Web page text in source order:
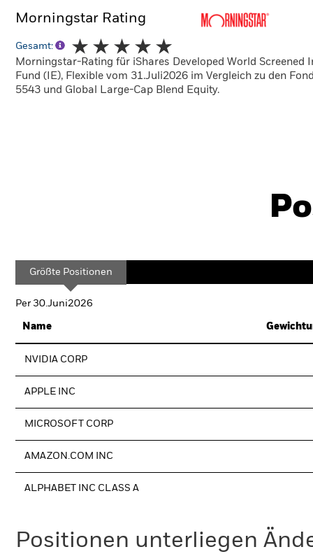
Morningstar Rating
Gesamt:
Morningstar-Rating für iShares Developed World Screened
Fund (IE), Flexible vom 31.Juli2026 im Vergleich zu den
5543 und Global Large-Cap Blend Equity.
Größte Positionen
Per 30.Juni2026
Name
NVIDIA CORP
APPLE INC
MICROSOFT CORP
AMAZON.COM INC
ALPHABET INC CLASS A
Positionen unterliegen